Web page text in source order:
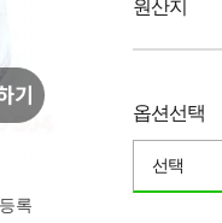
록
원산지
옵션선택
선택